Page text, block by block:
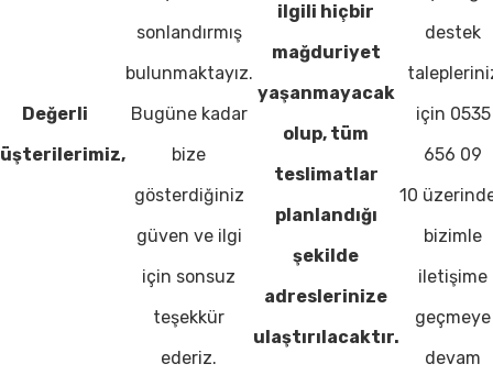
Değerli
sonlandırmış
bulunmaktayız.
Bugüne kadar
bize
gösterdiğiniz
güven ve ilgi
için sonsuz
teşekkür
ederiz.
ilgili hiçbir
mağduriyet
yaşanmayacak
olup, tüm
teslimatlar
planlandığı
şekilde
adreslerinize
ulaştırılacaktır.
destek
için 0535
656 09
10
bizimle
iletişime
geçmeye
devam